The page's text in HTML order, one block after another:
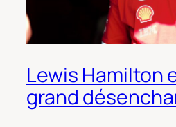
Lewis Hamilton
grand